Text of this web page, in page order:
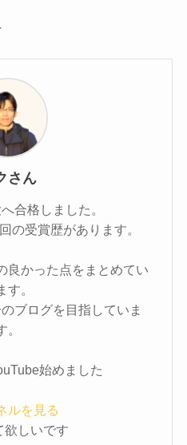
さん
合格しました。
の受賞歴があります。
良かった点をまとめてい
す。
ブログを目指していま
。
始めました
ルを見る
欲しいです